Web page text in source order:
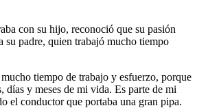
con su hijo, reconoció que su pasión
su padre, quien trabajó mucho tiempo
tiempo de trabajo y esfuerzo, porque
días y meses de mi vida. Es parte de mi
el conductor que portaba una gran pipa.